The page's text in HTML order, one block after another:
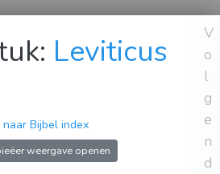
Leviticus
Bijbel index
weergave openen
V
o
l
g
e
n
d